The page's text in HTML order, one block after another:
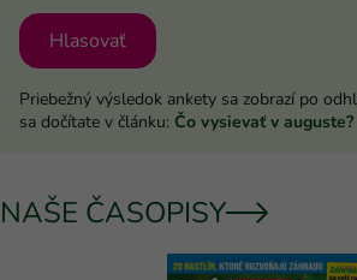
Hlasovať
Priebežný výsledok ankety sa zobrazí po
sa dočítate v článku: Čo vysievať v auguste?
NAŠE ČASOPISY